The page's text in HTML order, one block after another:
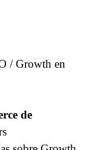
/ Growth en
de